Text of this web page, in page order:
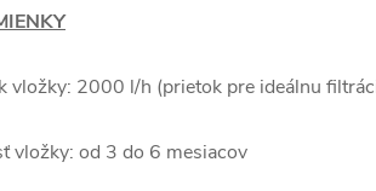
vložky: 2000 l/h (prietok pre ideálnu
vložky: od 3 do 6 mesiacov